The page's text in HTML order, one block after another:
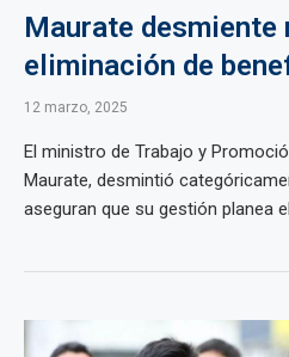
Maurate desmiente
eliminación de
12 marzo, 2025
El ministro de Trabajo y
Maurate, desmintió
aseguran que su gestión planea